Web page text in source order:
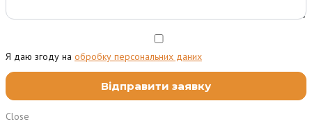
Я даю згоду на обробку персональних даних
Close